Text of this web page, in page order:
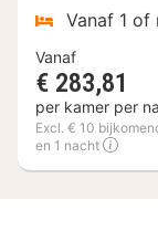
Vanaf 1 of
Vanaf
€ 283,81
per kamer per
Excl. € 10
en 1 nacht